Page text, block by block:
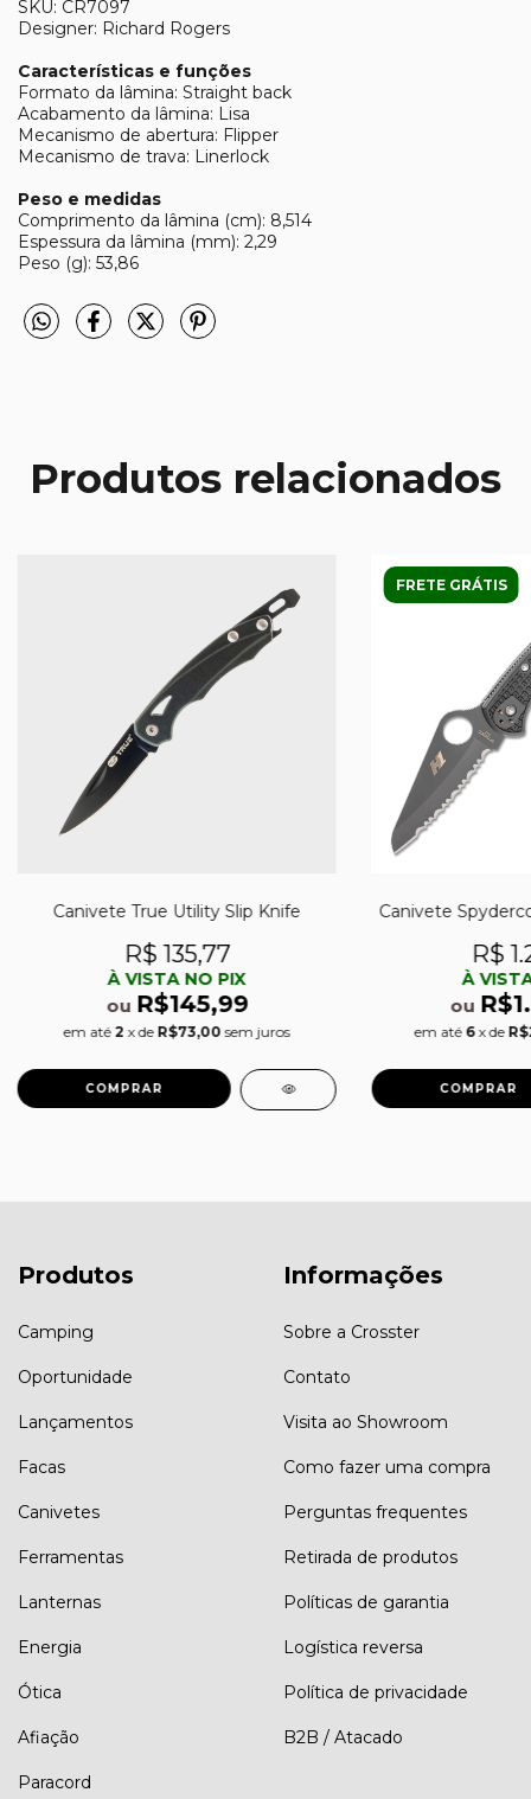
SKU: CR7097
Designer: Richard Rogers
Características e funções
Formato da lâmina: Straight back
Acabamento da lâmina: Lisa
Mecanismo de abertura: Flipper
Mecanismo de trava: Linerlock
Peso e medidas
Comprimento da lâmina (cm): 8,514
Espessura da lâmina (mm): 2,29
Peso (g): 53,86
Produtos relacionados
Canivete True Utility Slip Knife
R$ 135,77
À VISTA NO PIX
ou R$145,99
em até 2 x de R$73,00 sem juros
FRETE GRÁTIS
Canivete
R$
À
ou
em até 6 x de
Produtos
Camping
Oportunidade
Lançamentos
Facas
Canivetes
Ferramentas
Lanternas
Energia
Ótica
Afiação
Paracord
Informações
Sobre a Crosster
Contato
Visita ao Showroom
Como fazer uma compra
Perguntas frequentes
Retirada de produtos
Políticas de garantia
Logística reversa
Política de privacidade
B2B / Atacado